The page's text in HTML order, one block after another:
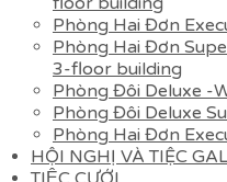
Phòng Hai Đơn
Phòng Hai Đơn
3-floor building
Phòng Đôi Deluxe -
Phòng Đôi Deluxe
Phòng Hai Đơn
HỘI NGHỊ VÀ TIỆC